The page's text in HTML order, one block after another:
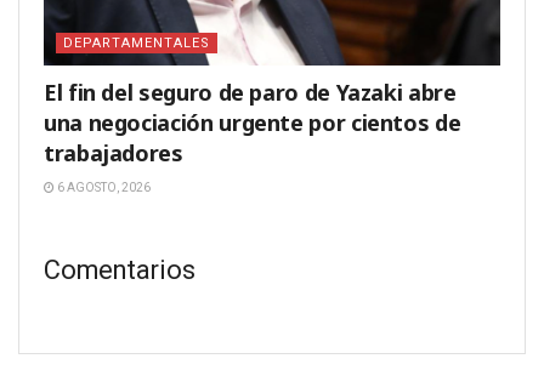
DEPARTAMENTALES
El fin del seguro de paro de Yazaki abre
una negociación urgente por cientos de
trabajadores
6 AGOSTO, 2026
Comentarios